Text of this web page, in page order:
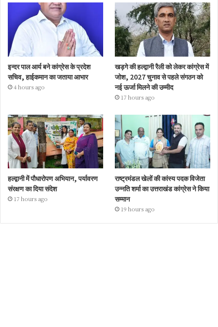
इन्दर पाल आर्य बने कांग्रेस के प्रदेश
सचिव, हाईकमान का जताया आभार
4 hours ago
खड़गे की हल्द्वानी रैली को लेकर कांग्रेस में
जोश, 2027 चुनाव से पहले संगठन को
नई ऊर्जा मिलने की उम्मीद
17 hours ago
हल्द्वानी में पौधारोपण अभियान, पर्यावरण
संरक्षण का दिया संदेश
17 hours ago
राष्ट्रमंडल खेलों की कांस्य पदक विजेता
उन्नति शर्मा का उत्तराखंड कांग्रेस ने किया
सम्मान
19 hours ago